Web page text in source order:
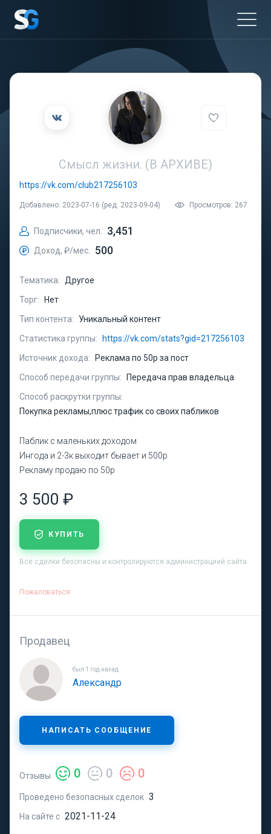
Смысл жизни. (В АРХИВЕ)
https://vk.com/club217256103
Добавлено: 2023-07-16 (ред. 2023-09-04) Просмотров: 267
Подписчики, чел. 3,451
Доход, ₽/мес. 500
Тематика:
Другое
Торг:
Нет
Тип контента:
Уникальный контент
Статистика группы:
https://vk.com/stats?gid=217256103
Источник дохода:
Реклама по 50р за пост
Способ передачи группы:
Передача прав владельца
Способ раскрутки группы:
Покупка рекламы,плюс трафик со своих пабликов
Паблик с маленьких доходом
Ингода и 2-3к выходит бывает и 500р
Рекламу продаю по 50р
3 500 ₽
КУПИТЬ
Все сделки безопасны и контролируются администрацией сайта
Пожаловаться
Продавец
был 1 год назад
Александр
НАПИСАТЬ СООБЩЕНИЕ
Отзывы 0 0 0
Проведено безопасных сделок 3
На сайте с 2021-11-24